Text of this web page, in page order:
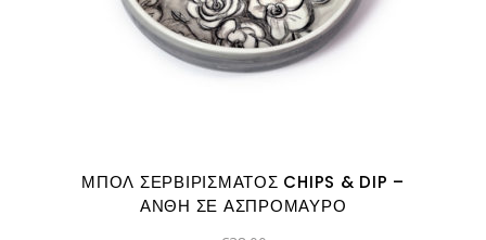
ΜΠΟΛ ΣΕΡΒΙΡΊΣΜΑΤΟΣ CHIPS & DIP –
ΆΝΘΗ ΣΕ ΑΣΠΡΌΜΑΥΡΟ